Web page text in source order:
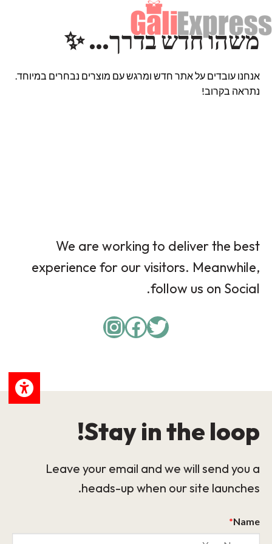
משהו חדש בדרך… ✨
אנחנו עובדים על אתר חדש ומרגש עם מוצרים נבחרים במיוחד.
נתראה בקרוב!
We are working to deliver the best
experience for our visitors. Meanwhile,
follow us on Social.
Twitter
Facebook
Instagram
Stay in the loop!
Leave your email and we will send you a
heads-up when our site launches.
Name
*